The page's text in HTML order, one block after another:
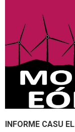
INFORME CASU